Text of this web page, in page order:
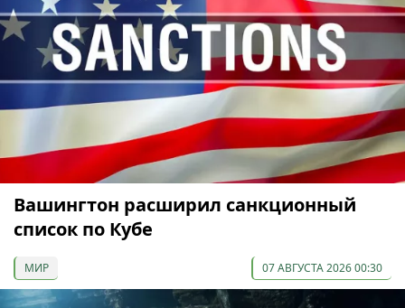
Вашингтон расширил санкционный
список по Кубе
МИР 07 АВГУСТА 2026 00:30